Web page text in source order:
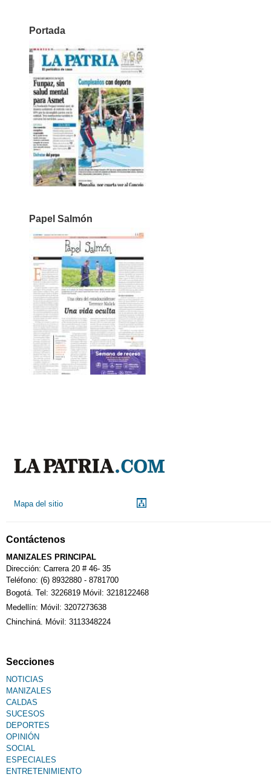
Portada
Papel Salmón
Mapa del sitio
Contáctenos
MANIZALES PRINCIPAL
Dirección: Carrera 20 # 46- 35
Teléfono: (6) 8932880 - 8781700
Bogotá. Tel: 3226819 Móvil: 3218122468
Medellín: Móvil: 3207273638
Chinchiná. Móvil: 3113348224
Secciones
NOTICIAS
MANIZALES
CALDAS
SUCESOS
DEPORTES
OPINIÓN
SOCIAL
ESPECIALES
ENTRETENIMIENTO